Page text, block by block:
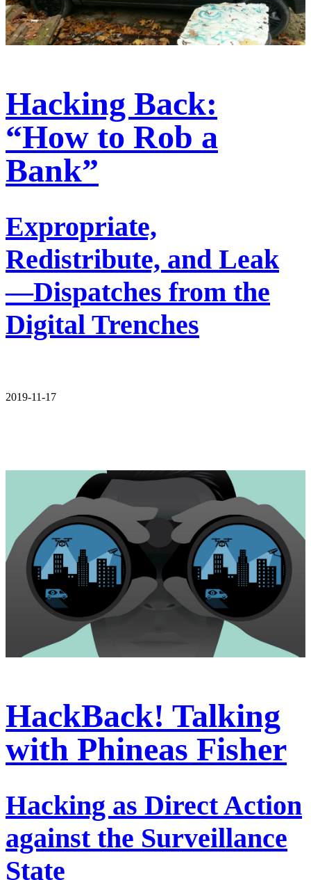
Hacking Back:
“How to Rob a
Bank”
Expropriate,
Redistribute, and Leak
—Dispatches from the
Digital Trenches
2019-11-17
HackBack! Talking
with Phineas Fisher
Hacking as Direct Action
against the Surveillance
State